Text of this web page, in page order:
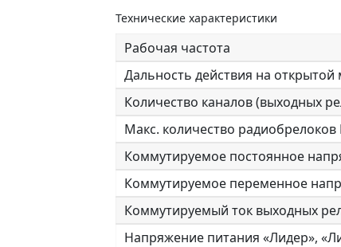
Технические характеристики
Рабочая частота
Дальность действия на открытой
Количество каналов (выходных
Макс. количество
Коммутируемое постоянное
Коммутируемое переменное
Коммутируемый ток выходных
Напряжение питания «Лидер»,